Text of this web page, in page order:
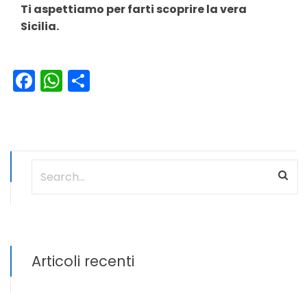
Ti aspettiamo per farti scoprire la vera
Sicilia.
Facebook
WhatsApp
Articoli recenti